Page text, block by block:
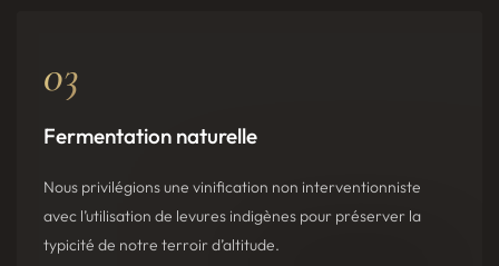
03
Fermentation naturelle
Nous privilégions une vinification non interventionniste
avec l’utilisation de levures indigènes pour préserver la
typicité de notre terroir d’altitude.